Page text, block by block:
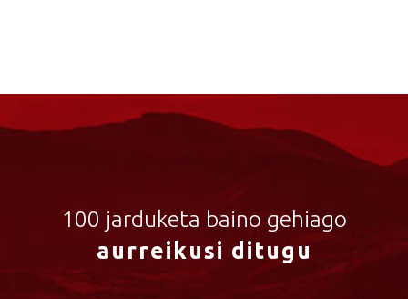
100 jarduketa baino gehiago
aurreikusi ditugu